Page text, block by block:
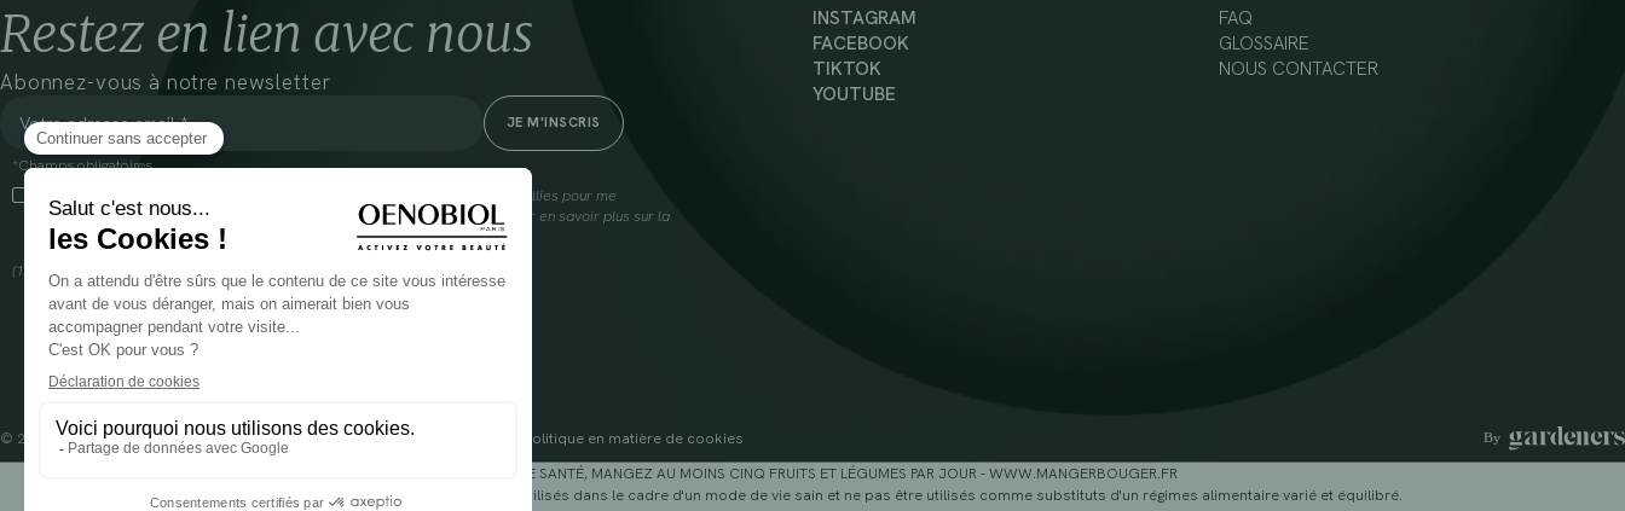
Restez en lien avec nous
Abonnez-vous à notre newsletter
*Champs obligatoires
En cliquant sur cette case, j’accepte que Cooper(1) traite les données recueillies pour me
communiquer des informations commerciales sur ses produits et offres. Pour en savoir plus sur la
gestion de vos données et vos droits, rendez-vousici
(1) Coopération pharmaceutique Française, RCS Melun 399 227 636
INSTAGRAM
FACEBOOK
TIKTOK
YOUTUBE
FAQ
GLOSSAIRE
NOUS CONTACTER
© 2024 OENOBIOL PARISMentions légalesConditions Générales d’Utilisation
Politique en matière de cookies
POUR VOTRE SANTÉ, MANGEZ AU MOINS CINQ FRUITS ET LÉGUMES PAR JOUR - WWW.MANGERBOUGER.FR
Les complément alimentaires doivent être utilisés dans le cadre d'un mode de vie sain et ne pas être utilisés comme substituts d'un régimes alimentaire varié et équilibré.